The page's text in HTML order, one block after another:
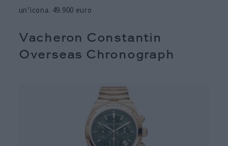
un’icona. 49.900 euro
Vacheron Constantin
Overseas Chronograph